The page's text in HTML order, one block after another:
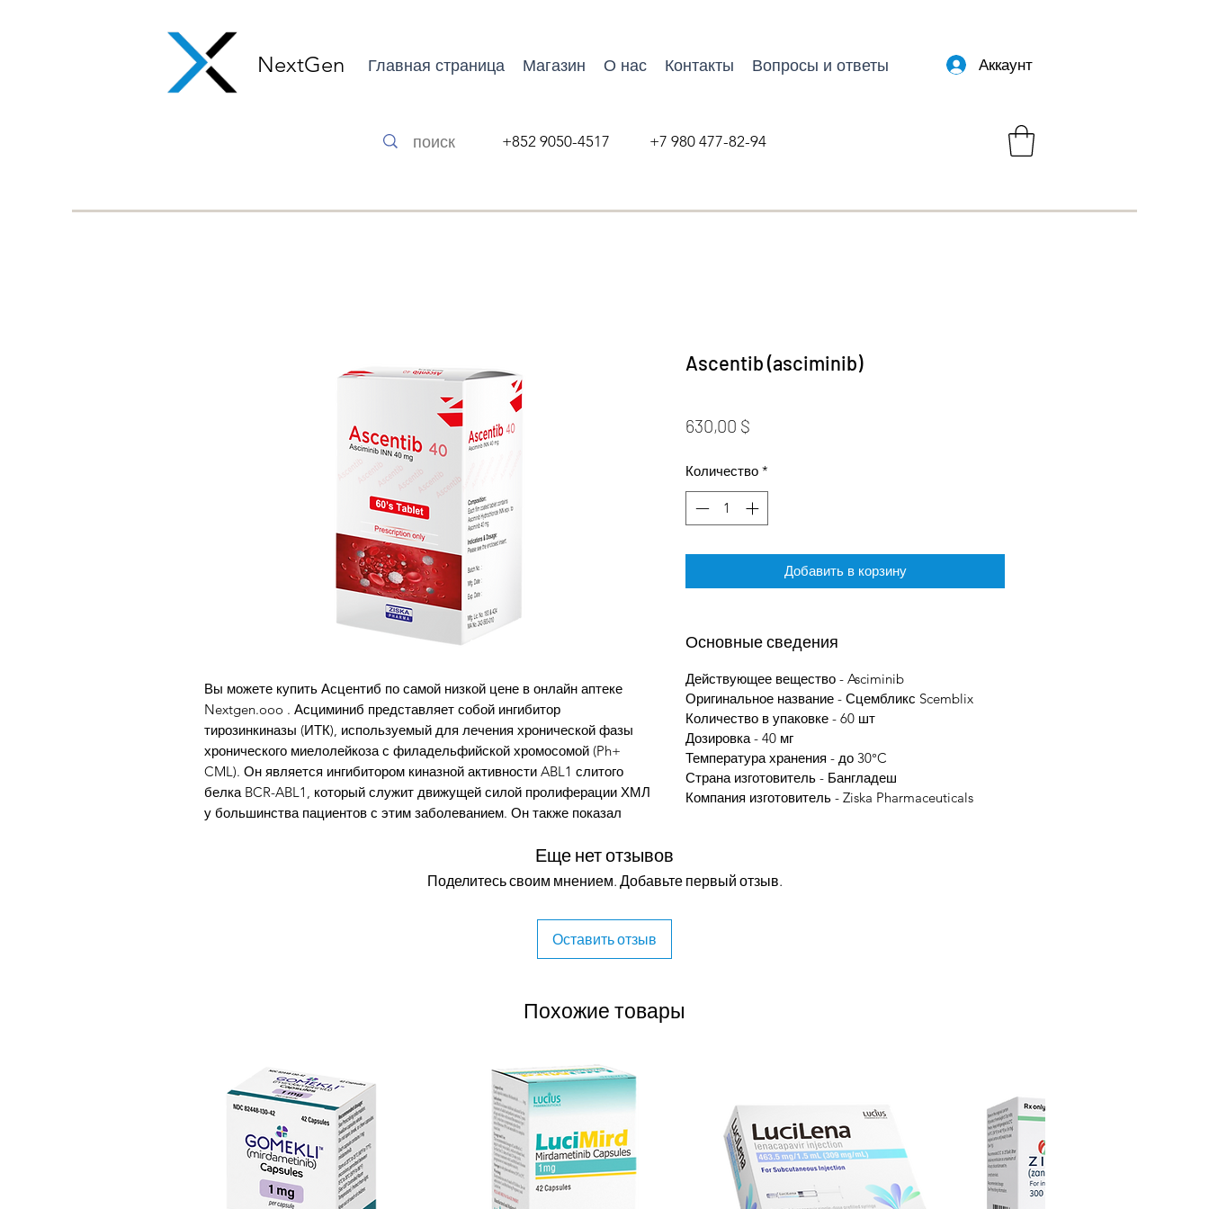
NextGen Главная страница Магазин О нас Контакты Вопросы и ответы Аккаунт
+852 9050-4517 +7 980 477-82-94
Вы можете купить Асцентиб по самой низкой цене в онлайн аптеке
Nextgen.ooo . Асциминиб представляет собой ингибитор
тирозинкиназы (ИТК), используемый для лечения хронической фазы
хронического миелолейкоза с филадельфийской хромосомой (Ph+
CML). Он является ингибитором киназной активности ABL1 слитого
белка BCR-ABL1, который служит движущей силой пролиферации ХМЛ
у большинства пациентов с этим заболеванием. Он также показал
образованию мутанции BCR-ABL1, который обычно устойчив к лечению
по сравнению с BCR-ABL1 дикого типа.
Существующие ингибиторы ABL конкурируют за сайты связывания АТФ
на те, которые нацелены на неактивный киназный домен (иматиниб,
аллостерический ингибитор, связываясь с миристоильным карманом
белка BCR-ABL1 и фиксируя его в неактивной конформации.
Его можно назначать перорально один или два раза в день в
зависимости от состояния, подлежащего лечению. Увеличив общую
суточную дозу в 5 раз по сравнению со стандартной терапией (80 мг в
Ascentib (asciminib)
630,00 $
Количество *
Добавить в корзину
Основные сведения
Действующее вещество - Asciminib
Оригинальное название - Сцембликс Scemblix
Количество в упаковке - 60 шт
Дозировка - 40 мг
Температура хранения - до 30°C
Страна изготовитель - Бангладеш
Компания изготовитель - Ziska Pharmaceuticals
Еще нет отзывов
Поделитесь своим мнением. Добавьте первый отзыв.
Оставить отзыв
Похожие товары